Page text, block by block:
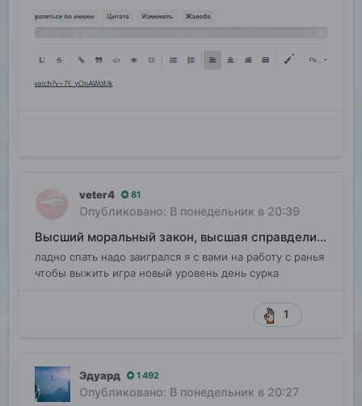
veter4 81
Опубликовано: В понедельник в 20:39
Высший моральный закон, высшая справделивость
ладно спать надо заигрался я с вами на работу с ранья
чтобы выжить игра новый уровень день сурка
1
Эдуард 1 492
Опубликовано: В понедельник в 20:27